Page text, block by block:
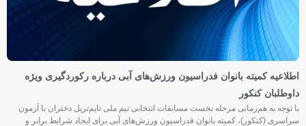
اطلاعیه کمیته بانوان فدراسیون ورزش‌های آبی درباره رکوردگیری ویژه
داوطلبان کنکور
با توجه به هم‌زمانی مرحله نخست مسابقات انتخابی تیم ملی تایم‌تریل دختران با آزمون
سراسری (کنکور)، کمیته بانوان فدراسیون ورزش‌های آبی برای ایجاد شرایط برابر و